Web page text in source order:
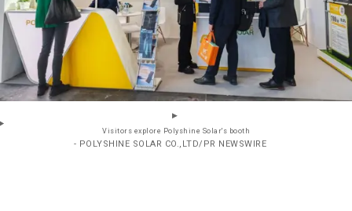
Visitors explore Polyshine Solar's booth
- POLYSHINE SOLAR CO.,LTD/PR NEWSWIRE